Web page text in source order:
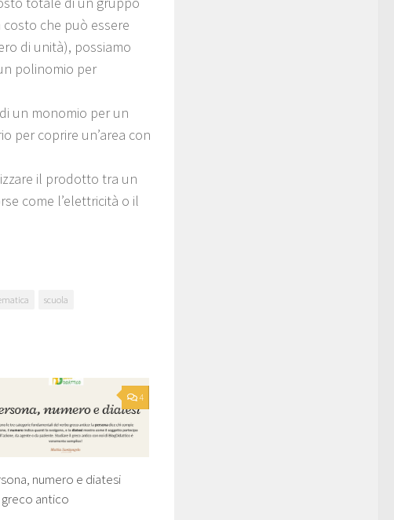
che può essere
di unità), possiamo
polinomio per
un monomio per un
per coprire un’area con
il prodotto tra un
come l’elettricità o il
scuola
4
numero e diatesi
antico